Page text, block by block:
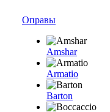
Оправы
Amshar
Armatio
Barton